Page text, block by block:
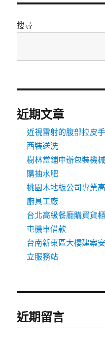
搜尋
近期文章
近視雷射的腹部拉皮
西裝送洗
樹林當鋪申辦包裝機
購抽水肥
桃園木地板公司專業
廚具工廠
台北高級餐廳購買貨
屯機車借款
台南新東區大樓建案
立服務站
近期留言